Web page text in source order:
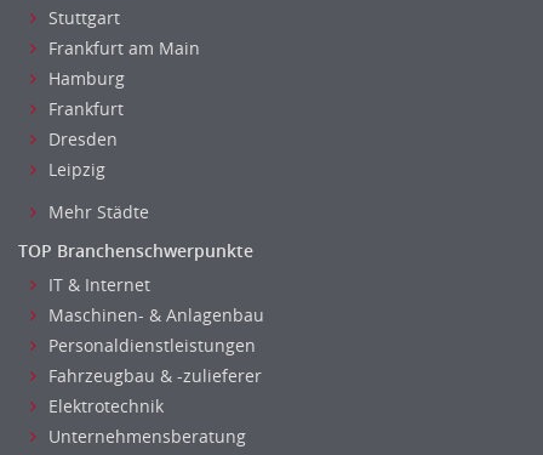
Stuttgart
Frankfurt am Main
Hamburg
Frankfurt
Dresden
Leipzig
Mehr Städte
TOP Branchenschwerpunkte
IT & Internet
Maschinen- & Anlagenbau
Personaldienstleistungen
Fahrzeugbau & -zulieferer
Elektrotechnik
Unternehmensberatung